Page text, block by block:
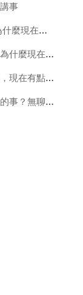
事
為什麼現在的人都不喜歡歷史,為什麼現在的年輕人都不喜歡看歷史呢
現在的女生為何變得這麼勢利，為什麼現在的人都那麼勢利啊？
為什麼以前沒錢的時候反而大方，現在有點錢了，怎麼感覺自己倒變摳了，這是怎麼回事
無聊的人為什麼還要做那些無聊的事？無聊難道就沒有意義嗎